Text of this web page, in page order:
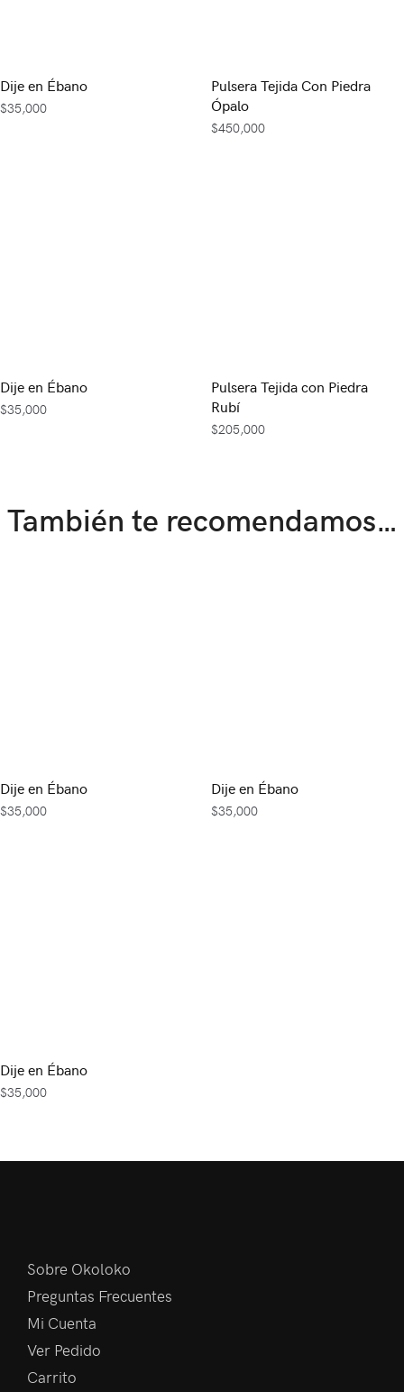
Dije en Ébano
$35,000
Pulsera Tejida Con Piedra
Ópalo
$450,000
Dije en Ébano
$35,000
Pulsera Tejida con Piedra
Rubí
$205,000
También te recomendamos…
Dije en Ébano
$35,000
Dije en Ébano
$35,000
Dije en Ébano
$35,000
Sobre Okoloko
Preguntas Frecuentes
Mi Cuenta
Ver Pedido
Carrito